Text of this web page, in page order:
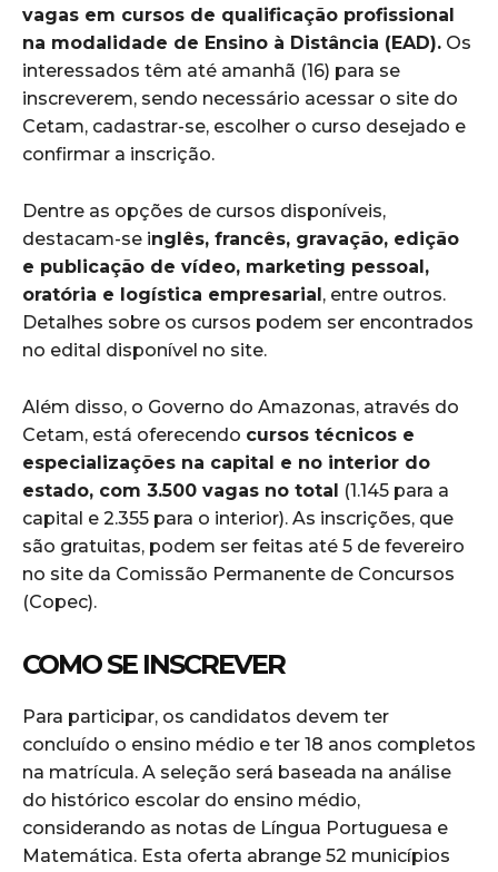
vagas em cursos de qualificação profissional
na modalidade de Ensino à Distância (EAD). Os
interessados têm até amanhã (16) para se
inscreverem, sendo necessário acessar o site do
Cetam, cadastrar-se, escolher o curso desejado e
confirmar a inscrição.
Dentre as opções de cursos disponíveis,
destacam-se inglês, francês, gravação, edição
e publicação de vídeo, marketing pessoal,
oratória e logística empresarial , entre outros.
Detalhes sobre os cursos podem ser encontrados
no edital disponível no site.
Além disso, o Governo do Amazonas, através do
Cetam, está oferecendo cursos técnicos e
especializações na capital e no interior do
estado, com 3.500 vagas no total
(1.145 para a
capital e 2.355 para o interior). As inscrições, que
são gratuitas, podem ser feitas até 5 de fevereiro
no site da Comissão Permanente de Concursos
(Copec).
COMO SE INSCREVER
Para participar, os candidatos devem ter
concluído o ensino médio e ter 18 anos completos
na matrícula. A seleção será baseada na análise
do histórico escolar do ensino médio,
considerando as notas de Língua Portuguesa e
Matemática. Esta oferta abrange 52 municípios